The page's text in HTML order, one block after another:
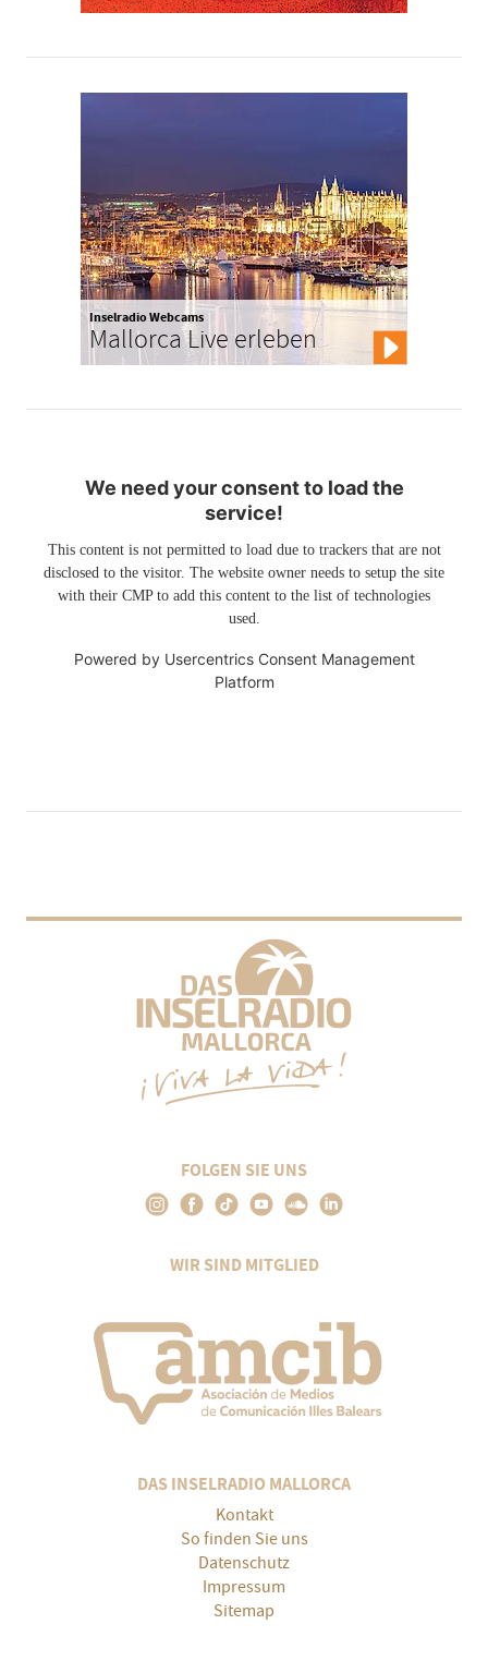
Inselradio Webcams
Mallorca Live erleben
We need your consent to load the
service!
This content is not permitted to load due to trackers that are not
disclosed to the visitor. The website owner needs to setup the site
with their CMP to add this content to the list of technologies
used.
Powered by Usercentrics Consent Management
Platform
FOLGEN SIE UNS
WIR SIND MITGLIED
DAS INSELRADIO MALLORCA
Kontakt
So finden Sie uns
Datenschutz
Impressum
Sitemap